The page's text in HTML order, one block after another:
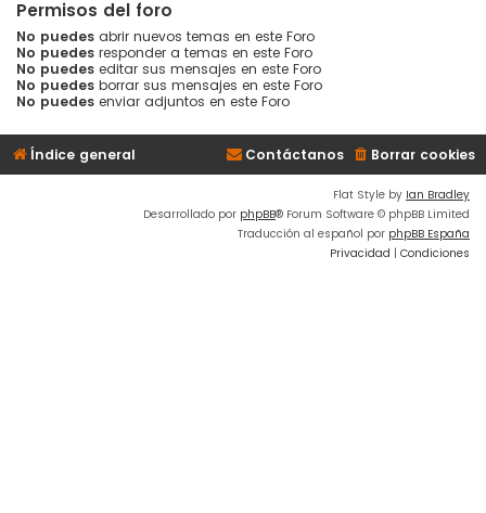
Permisos del foro
No puedes abrir nuevos temas en este Foro
No puedes responder a temas en este Foro
No puedes editar sus mensajes en este Foro
No puedes borrar sus mensajes en este Foro
No puedes enviar adjuntos en este Foro
Índice general Borrar cookies
Contáctanos
Flat Style by Ian Bradley
Desarrollado por phpBB® Forum Software © phpBB Limited
Traducción al español por phpBB España
Privacidad | Condiciones